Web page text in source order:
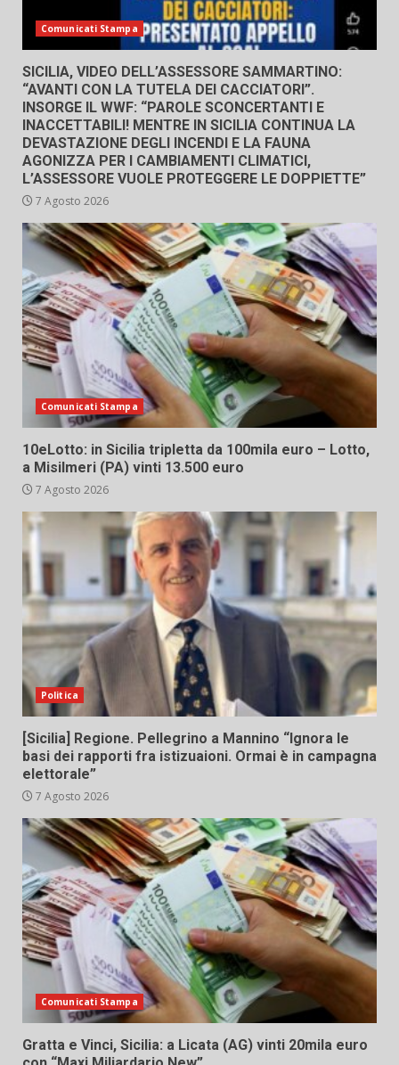
Comunicati Stampa
SICILIA, VIDEO DELL’ASSESSORE SAMMARTINO:
“AVANTI CON LA TUTELA DEI CACCIATORI”.
INSORGE IL WWF: “PAROLE SCONCERTANTI E
INACCETTABILI! MENTRE IN SICILIA CONTINUA LA
DEVASTAZIONE DEGLI INCENDI E LA FAUNA
AGONIZZA PER I CAMBIAMENTI CLIMATICI,
L’ASSESSORE VUOLE PROTEGGERE LE DOPPIETTE”
7 Agosto 2026
Comunicati Stampa
10eLotto: in Sicilia tripletta da 100mila euro – Lotto,
a Misilmeri (PA) vinti 13.500 euro
7 Agosto 2026
Politica
[Sicilia] Regione. Pellegrino a Mannino “Ignora le
basi dei rapporti fra istizuaioni. Ormai è in campagna
elettorale”
7 Agosto 2026
Comunicati Stampa
Gratta e Vinci, Sicilia: a Licata (AG) vinti 20mila euro